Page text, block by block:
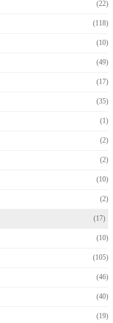
(22)
(118)
(10)
(49)
(17)
(35)
(1)
(2)
(2)
(10)
(2)
(17)
(10)
(105)
(46)
(40)
(19)